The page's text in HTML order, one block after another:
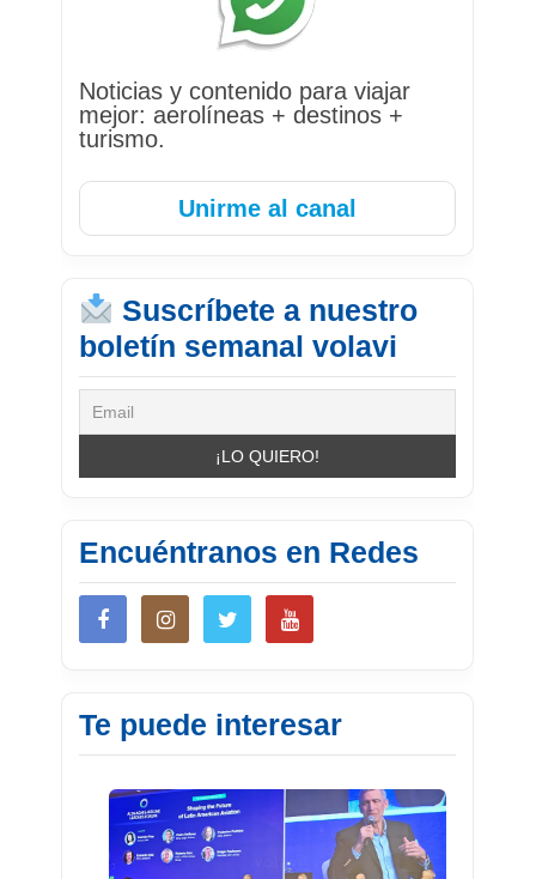
Noticias y contenido para viajar
mejor: aerolíneas + destinos +
turismo.
Unirme al canal
Suscríbete a nuestro
boletín semanal volavi
Encuéntranos en Redes
Te puede interesar